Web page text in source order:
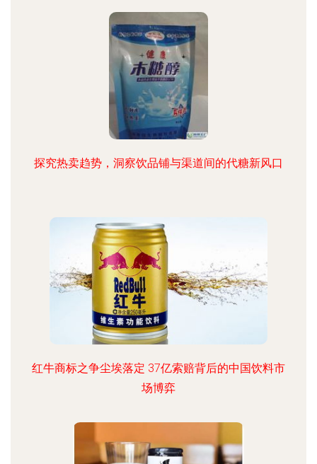
探究热卖趋势，洞察饮品铺与渠道间的代糖新风口
红牛商标之争尘埃落定 37亿索赔背后的中国饮料市
场博弈